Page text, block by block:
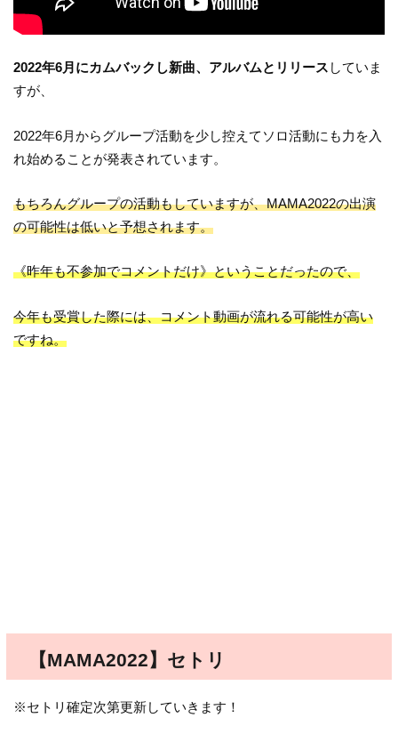
2022年6月にカムバックし新曲、アルバムとリリース していま
すが、
2022年6月からグループ活動を少し控えてソロ活動にも力を入
れ始めることが発表されています。
もちろんグループの活動もしていますが、MAMA2022の出演
の可能性は低いと予想されます。
《昨年も不参加でコメントだけ》ということだったので、
今年も受賞した際には、コメント動画が流れる可能性が高い
ですね。
【MAMA2022】セトリ
※セトリ確定次第更新していきます！